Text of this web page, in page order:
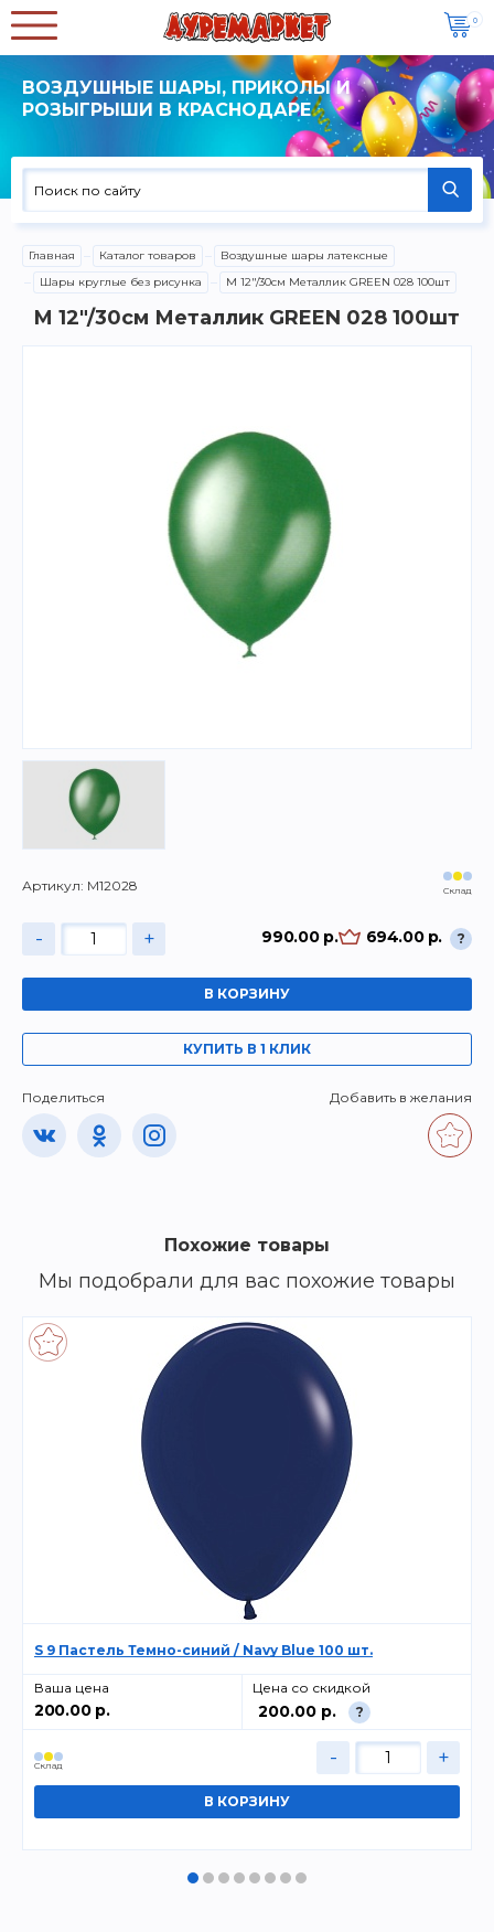
0
ВОЗДУШНЫЕ ШАРЫ, ПРИКОЛЫ И
РОЗЫГРЫШИ В КРАСНОДАРЕ
Главная Каталог товаров
Воздушные шары латексные
Шары круглые без рисунка
M 12"/30см Металлик GREEN 028 100шт
M 12"/30см Металлик GREEN 028 100шт
Артикул: М12028 Склад
- + 990.00 р. 694.00 р. ?
В КОРЗИНУ
КУПИТЬ В 1 КЛИК
Поделиться Добавить в желания
Похожие товары
Мы подобрали для вас похожие товары
S 9 Пастель Темно-синий / Navy Blue 100 шт.
Ваша цена
200.00 р.
Цена со скидкой
200.00 р. ?
Cклад - +